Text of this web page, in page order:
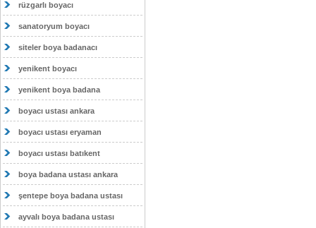
rüzgarlı boyacı
sanatoryum boyacı
siteler boya badanacı
yenikent boyacı
yenikent boya badana
boyacı ustası ankara
boyacı ustası eryaman
boyacı ustası batıkent
boya badana ustası ankara
şentepe boya badana ustası
ayvalı boya badana ustası